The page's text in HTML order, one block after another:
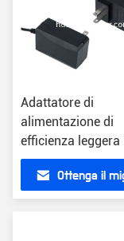
Adattatore di
alimentazione di
efficienza leggera
uscita CC
Protezione da
sovraccarico del
Ottenga il